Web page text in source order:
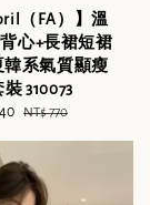
（FA）】溫
心+長裙短裙
韓系氣質顯瘦
310073
Regular
NT$ 770